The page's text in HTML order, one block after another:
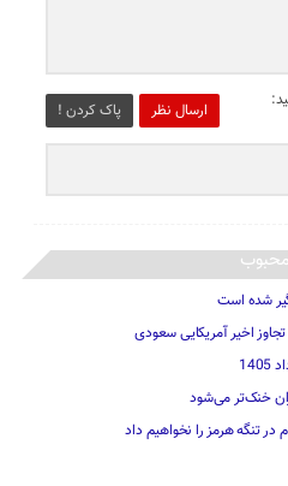
ارسال نظر پاک کردن !
شده است
اخیر آمریکایی سعودی
خنک‌تر می‌شود
تنگه هرمز را نخواهیم داد